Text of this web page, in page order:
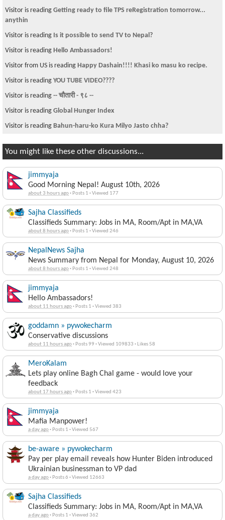
Visitor is reading Getting ready to file TPS reRegistration tomorrow...
anythin
Visitor is reading Is it possible to send TV to Nepal?
Visitor is reading Hello Ambassadors!
Visitor from US is reading Happy Dashain!!!! Khasi ko masu ko recipe.
Visitor is reading YOU TUBE VIDEO????
Visitor is reading -- चौतारी - ९८ --
Visitor is reading Global Hunger Index
Visitor is reading Bahun-haru-ko Kura Milyo Jasto chha?
You might like these other discussions...
jimmyaja
Good Morning Nepal! August 10th, 2026
about 3 hours ago· Posts 1 ·Viewed 177
Sajha Classifieds
Classifieds Summary: Jobs in MA, Room/Apt in MA,VA
about 8 hours ago· Posts 1 ·Viewed 246
NepalNews Sajha
News Summary from Nepal for Monday, August 10, 2026
about 8 hours ago· Posts 1 ·Viewed 248
jimmyaja
Hello Ambassadors!
about 11 hours ago· Posts 1 ·Viewed 383
goddamn » pywokecharm
Conservative discussions
about 11 hours ago· Posts 99 ·Viewed 109833 ·Likes 58
MeroKalam
Lets play online Bagh Chal game - would love your
feedback
about 17 hours ago· Posts 1 ·Viewed 423
jimmyaja
Mafia Manpower!
a day ago· Posts 1 ·Viewed 567
be-aware » pywokecharm
Pay per play email reveals how Hunter Biden introduced
Ukrainian businessman to VP dad
a day ago· Posts 6 ·Viewed 12663
Sajha Classifieds
Classifieds Summary: Jobs in MA, Room/Apt in MA,VA
a day ago· Posts 1 ·Viewed 362